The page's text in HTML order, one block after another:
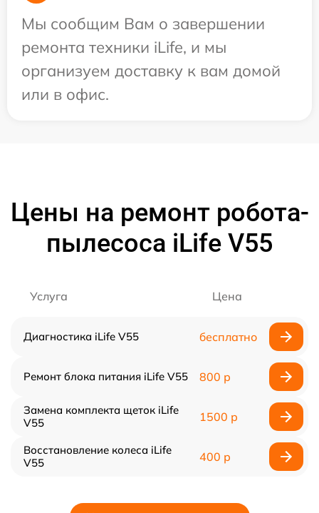
Мы сообщим Вам о завершении
ремонта техники iLife, и мы
организуем доставку к вам домой
или в офис.
Цены на ремонт робота-
пылесоса iLife V55
Услуга Цена
Диагностика iLife V55 бесплатно
Ремонт блока питания iLife V55 800 р
Замена комплекта щеток iLife
V55
1500 р
Восстановление колеса iLife
V55
400 р